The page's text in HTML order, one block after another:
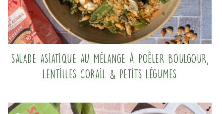
Salade asiatique au mélange à poêler Boulgour,
Lentilles corail & Petits légumes